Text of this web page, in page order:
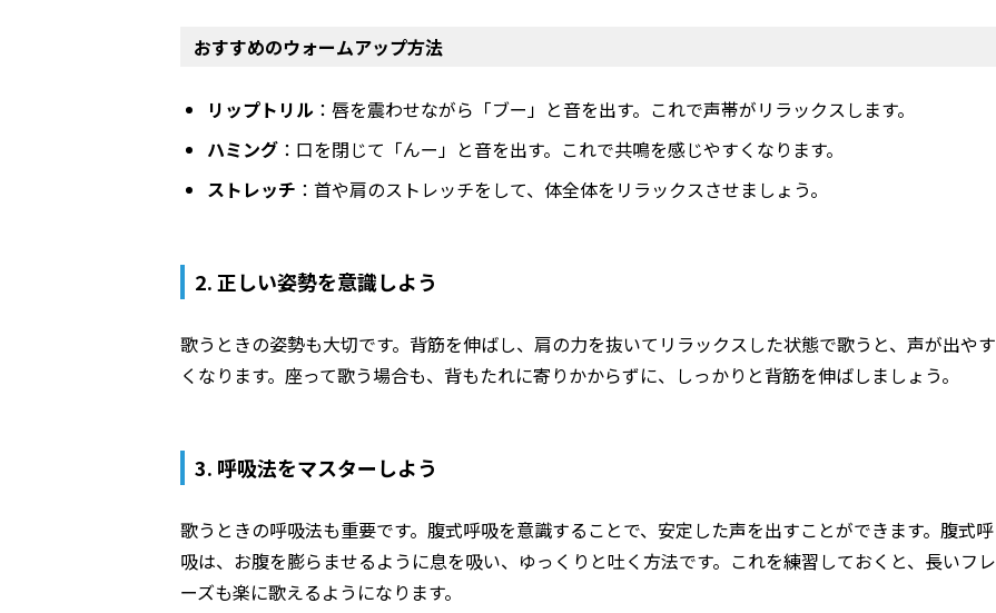
おすすめのウォームアップ方法
リップトリル ：唇を震わせながら「ブー」と音を出す。これで声帯がリラックスします。
ハミング ：口を閉じて「んー」と音を出す。これで共鳴を感じやすくなります。
ストレッチ ：首や肩のストレッチをして、体全体をリラックスさせましょう。
2. 正しい姿勢を意識しよう
歌うときの姿勢も大切です。背筋を伸ばし、肩の力を抜いてリラックスした状態で歌うと、声が出やす
くなります。座って歌う場合も、背もたれに寄りかからずに、しっかりと背筋を伸ばしましょう。
3. 呼吸法をマスターしよう
歌うときの呼吸法も重要です。腹式呼吸を意識することで、安定した声を出すことができます。腹式呼
吸は、お腹を膨らませるように息を吸い、ゆっくりと吐く方法です。これを練習しておくと、長いフレ
ーズも楽に歌えるようになります。